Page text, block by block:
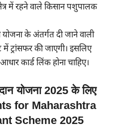
क्षेत्र में रहने वाले किसान पशुपालक
योजना के अंतर्गत दी जाने वाली
ट्रांसफर की जाएगी। इसलिए
कार्ड लिंक होना चाहिए।
योजना 2025 के लिए
for Maharashtra
Scheme 2025